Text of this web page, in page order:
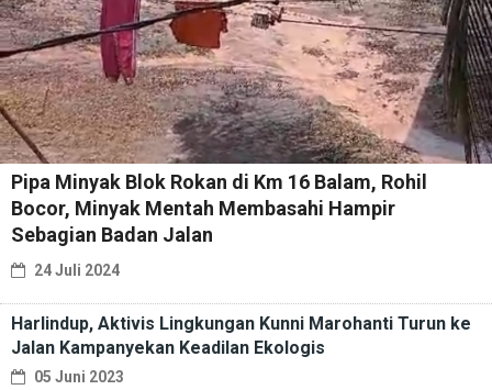
Pipa Minyak Blok Rokan di Km 16 Balam, Rohil
Bocor, Minyak Mentah Membasahi Hampir
Sebagian Badan Jalan
24 Juli 2024
Harlindup, Aktivis Lingkungan Kunni Marohanti Turun ke
Jalan Kampanyekan Keadilan Ekologis
05 Juni 2023